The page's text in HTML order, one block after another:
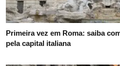
Primeira vez em Roma: saiba
pela capital italiana